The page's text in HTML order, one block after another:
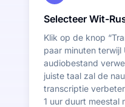
Selecteer Wit-
Klik op de knop
paar minuten terwijl
audiobestand
juiste taal zal de
transcriptie
1 uur duurt meestal